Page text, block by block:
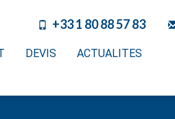
+33 1 80 88 57 83
DEVIS ACTUALITES